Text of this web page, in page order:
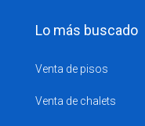
Lo más buscado
Venta de pisos
Venta de chalets